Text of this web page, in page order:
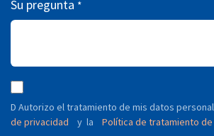
Su pregunta *
D Autorizo ​​el tratamiento de mis datos
de privacidad
y la Política de tratamiento